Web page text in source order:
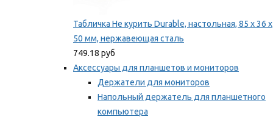
Табличка Не курить Durable, настольная, 85 x 36 x
50 мм, нержавеющая сталь
749.18 руб
Аксессуары для планшетов и мониторов
Держатели для мониторов
Напольный держатель для планшетного
компьютера